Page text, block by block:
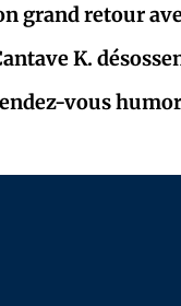
grand retour
K.
vous